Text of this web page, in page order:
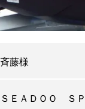
斉藤様
ＳＥＡＤＯＯ Ｓ